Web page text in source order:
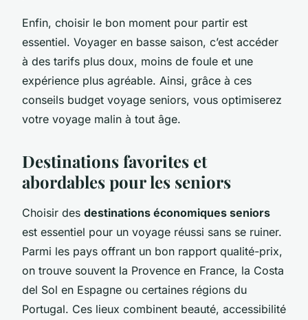
Enfin, choisir le bon moment pour partir est
essentiel. Voyager en basse saison, c’est accéder
à des tarifs plus doux, moins de foule et une
expérience plus agréable. Ainsi, grâce à ces
conseils budget voyage seniors, vous optimiserez
votre voyage malin à tout âge.
Destinations favorites et
abordables pour les seniors
Choisir des destinations économiques seniors
est essentiel pour un voyage réussi sans se ruiner.
Parmi les pays offrant un bon rapport qualité-prix,
on trouve souvent la Provence en France, la Costa
del Sol en Espagne ou certaines régions du
Portugal. Ces lieux combinent beauté, accessibilité